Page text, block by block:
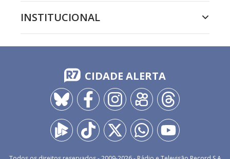
INSTITUCIONAL
CIDADE ALERTA